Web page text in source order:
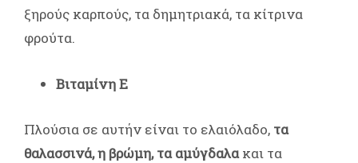
ξηρούς καρπούς, τα δημητριακά, τα κίτρινα
φρούτα.
Βιταµίνη Ε
Πλούσια σε αυτήν είναι το ελαιόλαδο, τα
θαλασσινά, η βρώμη, τα αμύγδαλακαι τα